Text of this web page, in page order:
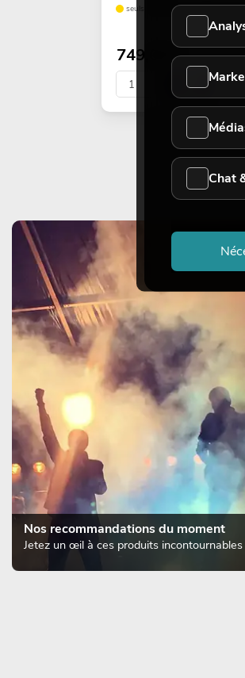
seuls quelques exemplaires
749,00€
Nos recommandations du moment
Jetez un œil à ces produits incontournables
Chat